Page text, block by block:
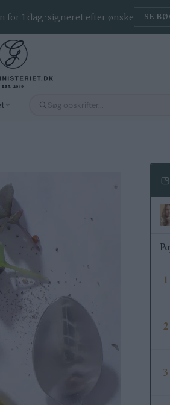
1 dag · signeret efter ønske SE
1
2
3